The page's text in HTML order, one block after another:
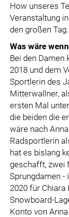
How unseres
Veranstaltung
den großen Tag.
Was wäre
Bei den Damen
2018 und dem
Sportlerin des
Mitterwallner,
ersten Mal
die beiden die
wäre nach
Radsportlerin
hat es bislang
geschafft, zwei
Sprungdamen -
2020 für Chiara
Snowboard-
Konto von